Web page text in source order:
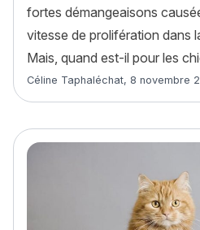
fortes démangeaisons
vitesse de prolifération dans
Mais, quand est-il pour les
Article rédigé par
Céline Taphaléchat, 8 novembre